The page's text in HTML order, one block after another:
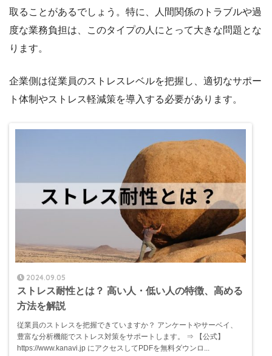
取ることがあるでしょう。特に、人間関係のトラブルや過
度な業務負担は、このタイプの人にとって大きな問題とな
ります。
企業側は従業員のストレスレベルを把握し、適切なサポー
ト体制やストレス軽減策を導入する必要があります。
2024.09.05
ストレス耐性とは？ 高い人・低い人の特徴、高める
方法を解説
従業員のストレスを把握できていますか？ アンケートやサーベイ、
豊富な分析機能でストレス対策をサポートします。 ⇒ 【公式】
https://www.kanavi.jp にアクセスしてPDFを無料ダウンロ...